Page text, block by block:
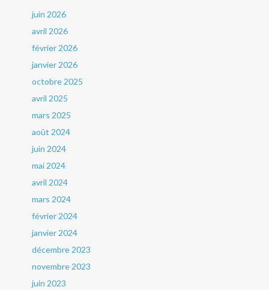
juin 2026
avril 2026
février 2026
janvier 2026
octobre 2025
avril 2025
mars 2025
août 2024
juin 2024
mai 2024
avril 2024
mars 2024
février 2024
janvier 2024
décembre 2023
novembre 2023
juin 2023